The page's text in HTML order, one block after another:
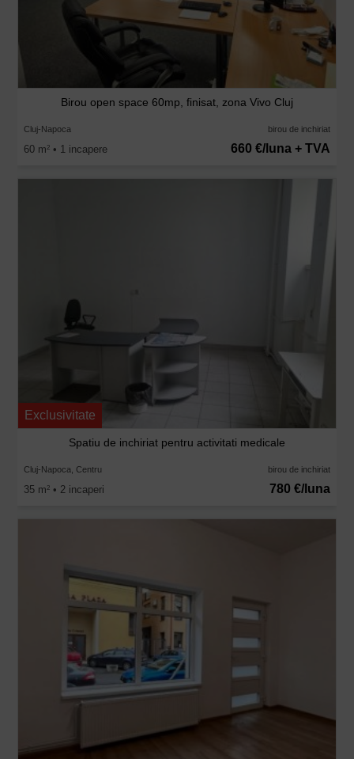
Birou open space 60mp, finisat, zona Vivo Cluj
Cluj-Napoca birou de inchiriat
60 m2 • 1 incapere 660 €/luna + TVA
Exclusivitate
Spatiu de inchiriat pentru activitati medicale
Cluj-Napoca, Centru birou de inchiriat
35 m2 • 2 incaperi 780 €/luna